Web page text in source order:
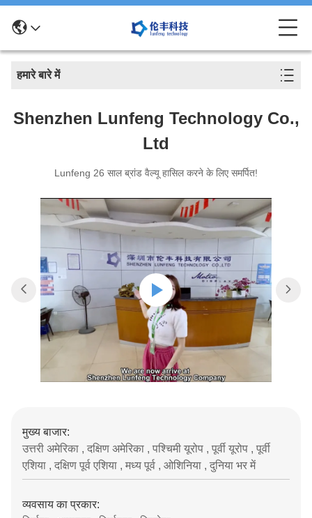
हमारे बारे में
Shenzhen Lunfeng Technology Co.,
Ltd
Lunfeng 26 साल ब्रांड वैल्यू हासिल करने के लिए समर्पित!
मुख्य बाजार:
उत्तरी अमेरिका , दक्षिण अमेरिका , पश्चिमी यूरोप , पूर्वी यूरोप , पूर्वी
एशिया , दक्षिण पूर्व एशिया , मध्य पूर्व , ओशिनिया , दुनिया भर में
व्यवसाय का प्रकार: